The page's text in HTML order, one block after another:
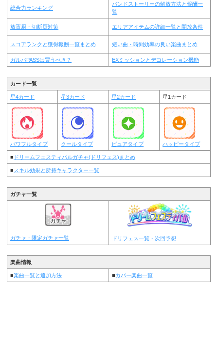
総合力ランキング
バンドストーリーの解放方法と報酬一
覧
放置厨・切断厨対策 エリアアイテムの詳細一覧と開放条件
スコアランクと獲得報酬一覧まとめ 短い曲・時間効率の良い楽曲まとめ
ガルパPASSは買うべき？ EXミッションとデコレーション機能
カード一覧
星4カード 星3カード 星2カード 星1カード
パワフルタイプ クールタイプ ピュアタイプ ハッピータイプ
■ ドリームフェスティバルガチャ(ドリフェス)まとめ
■スキル効果と所持キャラクター一覧
ガチャ一覧
ガチャ・限定ガチャ一覧 ドリフェス一覧・次回予想
楽曲情報
■楽曲一覧と追加方法 ■カバー楽曲一覧